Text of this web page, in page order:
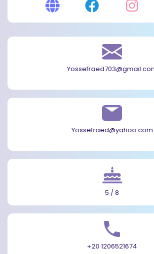
Yossefraed@yahoo.com
5 / 8
+20 1206521674